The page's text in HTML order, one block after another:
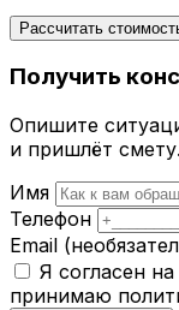
Рассчитать
Получить
Опишите
и пришлёт смету.
Имя
Телефон
Email
Я согласен
принимаю